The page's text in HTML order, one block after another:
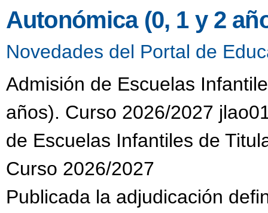
Autonómica (0, 1 y 2
Novedades del Portal de
Admisión de Escuelas
años). Curso 2026/2027
de Escuelas Infantiles de
Curso 2026/2027
Publicada la adjudicación